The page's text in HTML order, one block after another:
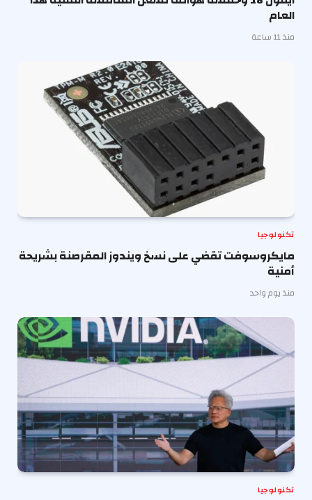
العام
منذ 11 ساعة
تكنولوجيا
مايكروسوفت تقضي على نسخ ويندوز المقرصنة بشريحة
أمنية
منذ يوم واحد
تكنولوجيا